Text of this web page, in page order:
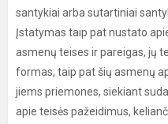
santykiai arba sutartiniai
Įstatymas taip pat nustato
asmenų teises ir pareigas, jų
formas, taip pat šių asmenų
jiems priemones, siekiant
apie teisės pažeidimus,